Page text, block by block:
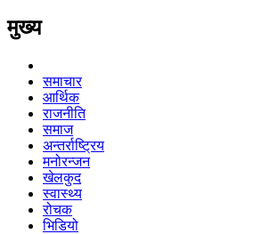
मुख्य
समाचार
आर्थिक
राजनीति
समाज
अन्तर्राष्ट्रिय
मनोरन्जन
खेलकुद
स्वास्थ्य
रोचक
भिडियो